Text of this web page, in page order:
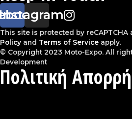
This site is protected by reCAPTCHA
Policy and Terms of Service apply.
© Copyright 2023 Moto-Expo. All
Development
Πολιτική